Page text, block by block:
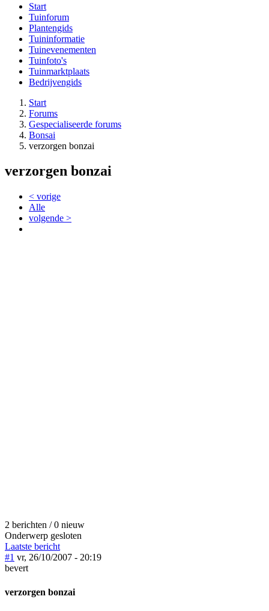
Start
Tuinforum
Plantengids
Tuininformatie
Tuinevenementen
Tuinfoto's
Tuinmarktplaats
Bedrijvengids
Start
Forums
Gespecialiseerde forums
Bonsai
verzorgen bonzai
verzorgen bonzai
< vorige
Alle
volgende >
2 berichten / 0 nieuw
Onderwerp gesloten
Laatste bericht
#1 vr, 26/10/2007 - 20:19
bevert
verzorgen bonzai